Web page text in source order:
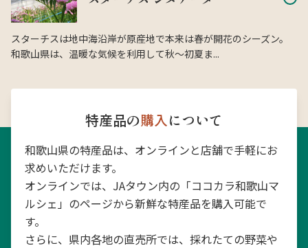
スターチスは地中海沿岸が原産地で本来は春が開花のシーズン。
和歌山県は、温暖な気候を利用して秋〜初夏ま...
特産品の購入について
和歌山県の特産品は、オンラインと店舗で手軽にお
求めいただけます。
オンラインでは、JAタウン内の「ココカラ和歌山マ
ルシェ」のページから新鮮な特産品を購入可能で
す。
さらに、県内各地の直売所では、採れたての野菜や